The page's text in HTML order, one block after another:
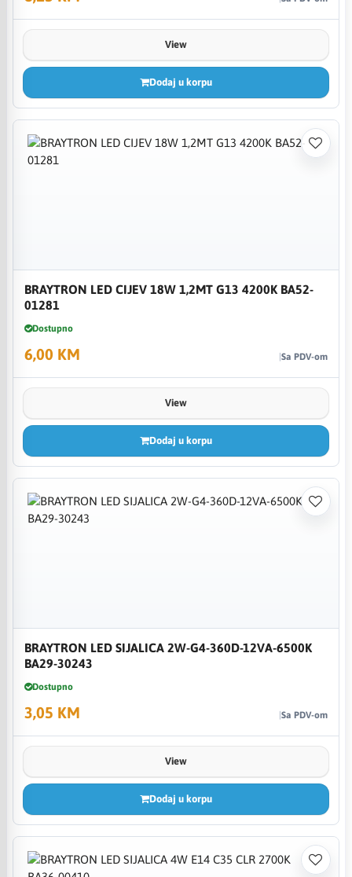
View
Dodaj u korpu
BRAYTRON LED CIJEV 18W 1,2MT G13 4200K BA52-
01281
Dostupno
6,00 KM Sa PDV-om
View
Dodaj u korpu
BRAYTRON LED SIJALICA 2W-G4-360D-12VA-6500K
BA29-30243
Dostupno
3,05 KM Sa PDV-om
View
Dodaj u korpu